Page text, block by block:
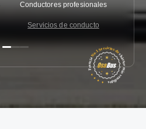
Conductores profesionales
Servicios de conducto